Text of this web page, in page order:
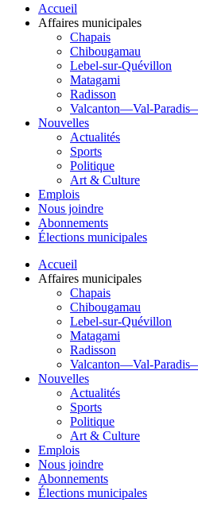
Accueil
Affaires municipales
Chapais
Chibougamau
Lebel-sur-Quévillon
Matagami
Radisson
Valcanton—Val-
Nouvelles
Actualités
Sports
Politique
Art & Culture
Emplois
Nous joindre
Abonnements
Élections municipales
Accueil
Affaires municipales
Chapais
Chibougamau
Lebel-sur-Quévillon
Matagami
Radisson
Valcanton—Val-
Nouvelles
Actualités
Sports
Politique
Art & Culture
Emplois
Nous joindre
Abonnements
Élections municipales